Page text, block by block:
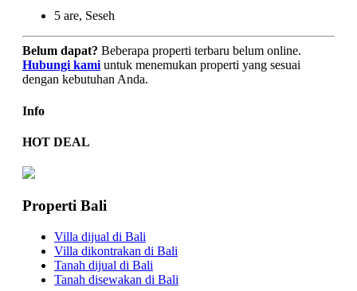
5 are, Seseh
Belum dapat? Beberapa properti terbaru belum online.
Hubungi kamiuntuk menemukan properti yang sesuai
dengan kebutuhan Anda.
Info
HOT DEAL
Properti Bali
Villa dijual di Bali
Villa dikontrakan di Bali
Tanah dijual di Bali
Tanah disewakan di Bali